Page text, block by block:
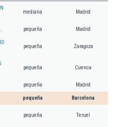
mediana Madrid
pequeña Madrid
pequeña Zaragoza
pequeña Cuenca
pequeña Madrid
pequeña Barcelona
pequeña Teruel